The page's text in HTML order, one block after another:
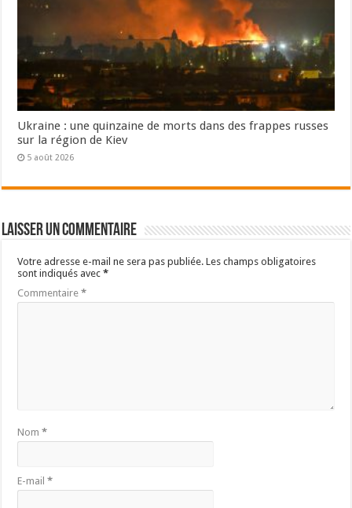
Ukraine : une quinzaine de morts dans des frappes russes
sur la région de Kiev
5 août 2026
Laisser un commentaire
Votre adresse e-mail ne sera pas publiée. Les champs obligatoires
sont indiqués avec*
Commentaire*
Nom*
E-mail*